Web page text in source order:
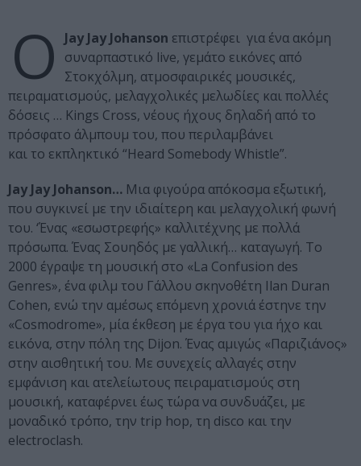
O Jay Jay Johanson επιστρέφει για ένα ακόμη
συναρπαστικό live, γεμάτο εικόνες από
Στοκχόλμη, ατμοσφαιρικές μουσικές,
πειραματισμούς, μελαγχολικές μελωδίες και πολλές
δόσεις … Kings Cross, νέους ήχους δηλαδή από το
πρόσφατο άλμπουμ του, που περιλαμβάνει
και το εκπληκτικό “Heard Somebody Whistle”.
Jay Jay Johanson… Μια φιγούρα απόκοσμα εξωτική,
που συγκινεί με την ιδιαίτερη και μελαγχολική φωνή
του. ‘Ένας «εσωστρεφής» καλλιτέχνης με πολλά
πρόσωπα. Ένας Σουηδός με γαλλική… καταγωγή. Το
2000 έγραψε τη μουσική στο «La Confusion des
Genres», ένα φιλμ του Γάλλου σκηνοθέτη Ilan Duran
Cohen, ενώ την αμέσως επόμενη χρονιά έστηνε την
«Cosmodrome», μία έκθεση με έργα του για ήχο και
εικόνα, στην πόλη της Dijon. Ένας αμιγώς «Παριζιάνος»
στην αισθητική του. Με συνεχείς αλλαγές στην
εμφάνιση και ατελείωτους πειραματισμούς στη
μουσική, καταφέρνει έως τώρα να συνδυάζει, με
μοναδικό τρόπο, την trip hop, τη disco και την
electroclash.